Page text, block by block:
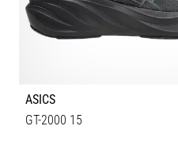
ASICS
GT-2000 15